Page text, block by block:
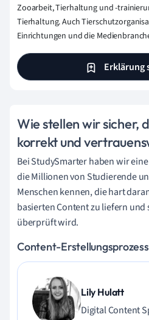
Zooarbeit, Tierhaltung und -
Tierhaltung. Auch
Einrichtungen und die
Erklärung
Wie stellen wir sicher,
korrekt und
Bei StudySmarter haben wir
die Millionen von Studierende
Menschen kennen, die hart
basierten Content zu liefern und
überprüft wird.
Content-
Lily Hulatt
Digital Content